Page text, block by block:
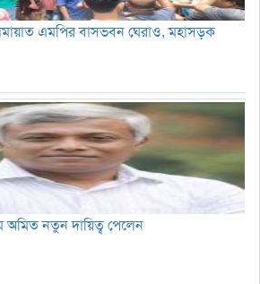
এমপির বাসভবন ঘেরাও, মহাসড়ক
অমিত নতুন দায়িত্ব পেলেন